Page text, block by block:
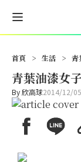
首頁 > 生活 > 青
青葉油漆女
By欣高球2014/12/05